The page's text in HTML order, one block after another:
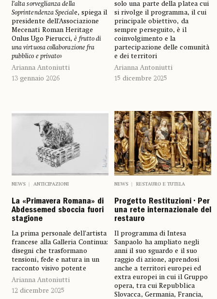
l’alta sorveglianza della
Soprintendenza Speciale, spiega il
presidente dell’Associazione
Mecenati Roman Heritage
Onlus Ugo Pierucci,è frutto di
una virtuosa collaborazione fra
pubblico e privato»
Arianna Antoniutti
13 gennaio 2026
solo una parte della platea cui
si rivolge il programma, il cui
principale obiettivo, da
sempre perseguito, è il
coinvolgimento e la
partecipazione delle comunità
e dei territori
Arianna Antoniutti
15 dicembre 2025
NEWS ANTICIPAZIONI
La «Primavera Romana» di
Abdessemed sboccia fuori
stagione
La prima personale dell’artista
francese alla Galleria Continua:
disegni che trasformano
tensioni, fede e natura in un
racconto visivo potente
Arianna Antoniutti
12 dicembre 2025
NEWS RESTAURO E TUTELA
Progetto Restituzioni • Per
una rete internazionale del
restauro
Il programma di Intesa
Sanpaolo ha ampliato negli
anni il suo sguardo e il suo
raggio di azione, aprendosi
anche a territori europei ed
extra europei in cui il Gruppo
opera, tra cui Repubblica
Slovacca, Germania, Francia,